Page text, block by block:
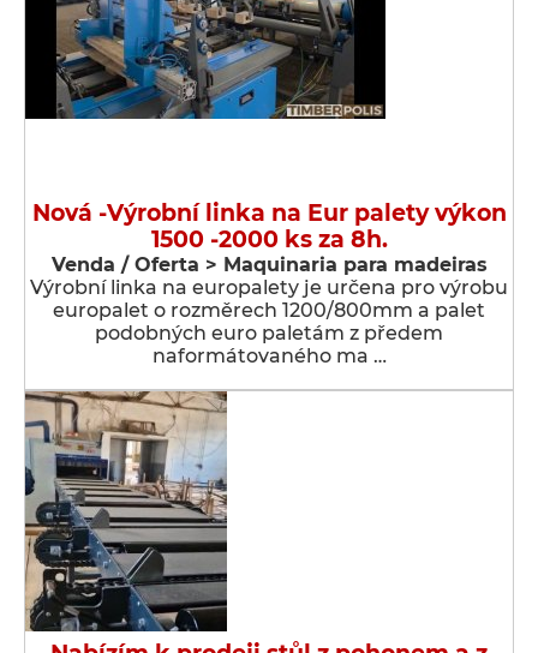
Nová -Výrobní linka na Eur palety výkon
1500 -2000 ks za 8h.
Venda / Oferta > Maquinaria para madeiras
Výrobní linka na europalety je určena pro výrobu
europalet o rozměrech 1200/800mm a palet
podobných euro paletám z předem
naformátovaného ma …